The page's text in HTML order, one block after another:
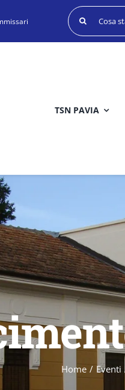
Cerca
per:
TSN PAVIA
Home Eventi